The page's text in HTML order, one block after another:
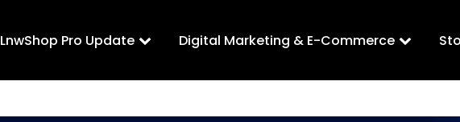
LnwShop Pro Update Digital Marketing & E-Commerce